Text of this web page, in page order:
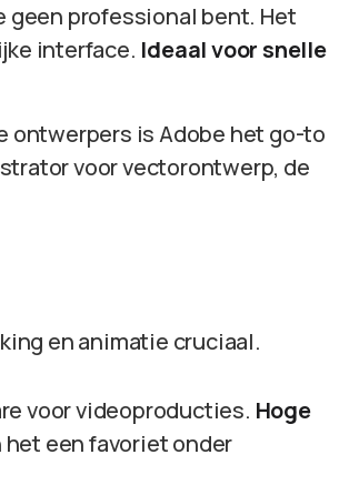
geen professional bent. Het
interface. Ideaal voor snelle
ontwerpers is Adobe het go-to
voor vectorontwerp, de
en animatie cruciaal.
voor videoproducties. Hoge
een favoriet onder